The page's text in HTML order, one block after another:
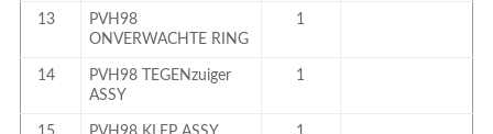
13
PVH98
ONVERWACHTE RING
1
14
PVH98 TEGENzuiger
ASSY
1